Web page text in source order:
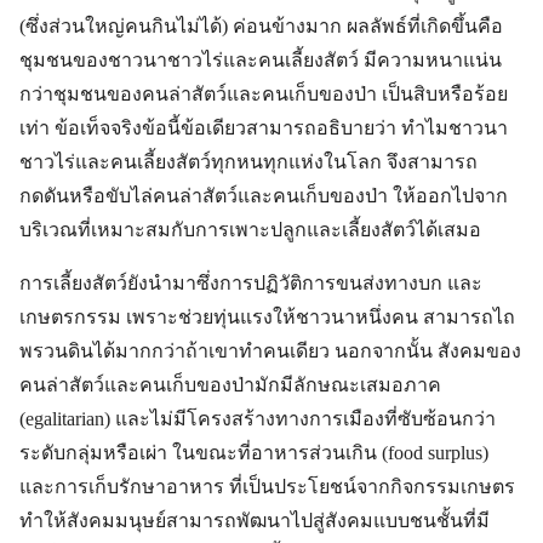
(ซึ่งส่วนใหญ่คนกินไม่ได้) ค่อนข้างมาก ผลลัพธ์ที่เกิดขึ้นคือ
ชุมชนของชาวนาชาวไร่และคนเลี้ยงสัตว์ มีความหนาแน่น
กว่าชุมชนของคนล่าสัตว์และคนเก็บของป่า เป็นสิบหรือร้อย
เท่า ข้อเท็จจริงข้อนี้ข้อเดียวสามารถอธิบายว่า ทำไมชาวนา
ชาวไร่และคนเลี้ยงสัตว์ทุกหนทุกแห่งในโลก จึงสามารถ
กดดันหรือขับไล่คนล่าสัตว์และคนเก็บของป่า ให้ออกไปจาก
บริเวณที่เหมาะสมกับการเพาะปลูกและเลี้ยงสัตว์ได้เสมอ
การเลี้ยงสัตว์ยังนำมาซึ่งการปฏิวัติการขนส่งทางบก และ
เกษตรกรรม เพราะช่วยทุ่นแรงให้ชาวนาหนึ่งคน สามารถไถ
พรวนดินได้มากกว่าถ้าเขาทำคนเดียว นอกจากนั้น สังคมของ
คนล่าสัตว์และคนเก็บของป่ามักมีลักษณะเสมอภาค
(egalitarian) และไม่มีโครงสร้างทางการเมืองที่ซับซ้อนกว่า
ระดับกลุ่มหรือเผ่า ในขณะที่อาหารส่วนเกิน (food surplus)
และการเก็บรักษาอาหาร ที่เป็นประโยชน์จากกิจกรรมเกษตร
ทำให้สังคมมนุษย์สามารถพัฒนาไปสู่สังคมแบบชนชั้นที่มี